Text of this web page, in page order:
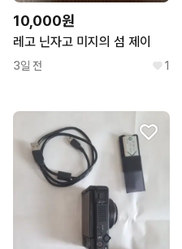
10,000원
레고 닌자고 미지의 섬 제이
3일 전 1